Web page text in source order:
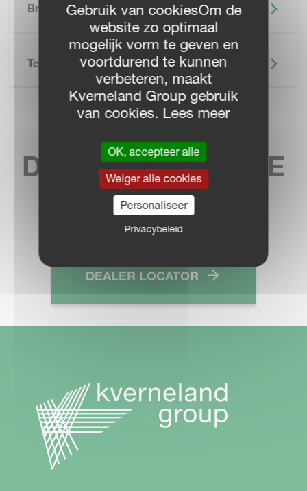
Brochure
Technische Specificatie
VIND UW
DICHTSTBIJZIJNDE
DEALER
DEALER LOCATOR
Gebruik van cookiesOm de
website zo optimaal
mogelijk vorm te geven en
voortdurend te kunnen
verbeteren, maakt
Kverneland Group gebruik
van cookies. Lees meer
OK, accepteer alle
Weiger alle cookies
Personaliseer
Privacybeleid